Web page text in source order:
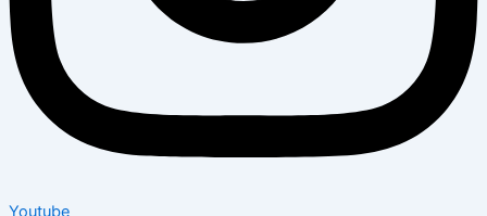
Youtube